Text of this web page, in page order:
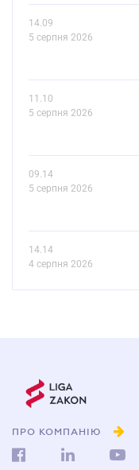
14.09
5 серпня 2026
11.10
5 серпня 2026
09.14
5 серпня 2026
14.14
4 серпня 2026
ПРО КОМПАНІЮ